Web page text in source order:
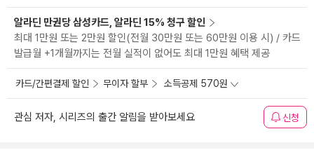
알라딘 만권당 삼성카드, 알라딘 15% 청구 할인
최대 1만원 또는 2만원 할인(전월 30만원 또는 60만원 이용 시) / 카드
발급월 +1개월까지는 전월 실적이 없어도 최대 1만원 혜택 제공
카드/간편결제 할인 무이자 할부 소득공제 570원
관심 저자, 시리즈의 출간 알림을 받아보세요 신청